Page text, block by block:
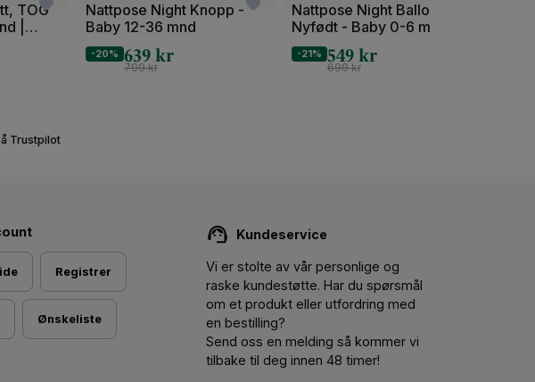
TOG
|
Nattpose Night Knopp -
Baby 12-36 mnd
-20% 639kr
799kr
Nattpose Night Balloon -
Nyfødt - Baby 0-6 mnd
-21% 549kr
699kr
Trustpilot
Registrer
Ønskeliste
Kundeservice
Vi er stolte av vår personlige og
raske kundestøtte. Har du spørsmål
om et produkt eller utfordring med
en bestilling?
Send oss ​​en melding så kommer vi
tilbake til deg innen 48 timer!